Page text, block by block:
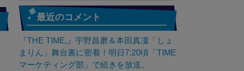
最近のコメント
『THE TIME,』宇野昌磨＆本田真凜「しょ
まりん」舞台裏に密着！明日7:20頃「TIME
マーケティング部」で続きを放送。